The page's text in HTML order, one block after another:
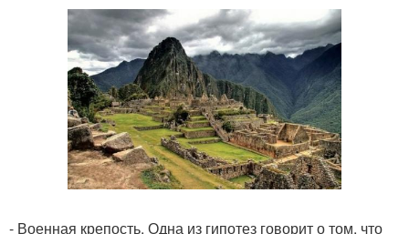
- Военная крепость. Одна из гипотез говорит о том, что